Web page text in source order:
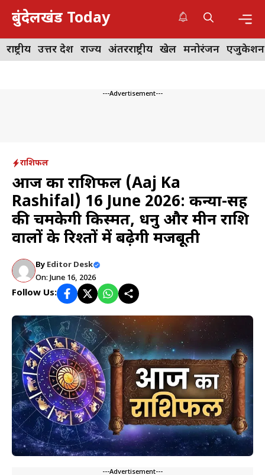
Skip
content
बुंदेलखंड Today
राष्ट्रीय उत्तर प्रदेश राज्य अंतरराष्ट्रीय खेल मनोरंजन एजुकेशन
---Advertisement---
राशिफल
आज का राशिफल (Aaj Ka
Rashifal) 16 June 2026: कन्या-सिंह
की चमकेगी किस्मत, धनु और मीन राशि
वालों के रिश्तों में बढ़ेगी मजबूती
By Editor Desk
On: June 16, 2026
Follow Us:
---Advertisement---